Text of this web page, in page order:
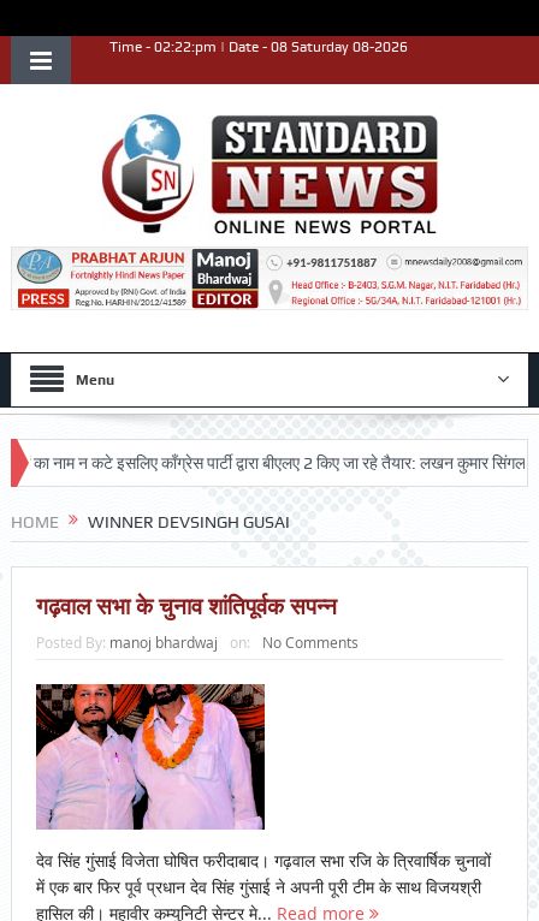
Time - 02:22:pm | Date - 08 Saturday 08-2026
Menu
का नाम न कटे इसलिए काँग्रेस पार्टी द्वारा बीएलए 2 किए जा रहे तैयार: लखन कुमार सिंगला
HOME WINNER DEVSINGH GUSAI
गढ़वाल सभा के चुनाव शांतिपूर्वक सपन्न
Posted By: manoj bhardwaj on: No Comments
देव सिंह गुंसाई विजेता घोषित फरीदाबाद। गढ़वाल सभा रजि के त्रिवार्षिक चुनावों
में एक बार फिर पूर्व प्रधान देव सिंह गुंसाई ने अपनी पूरी टीम के साथ विजयश्री
हासिल की। महावीर कम्युनिटी सेन्टर मे... Read more